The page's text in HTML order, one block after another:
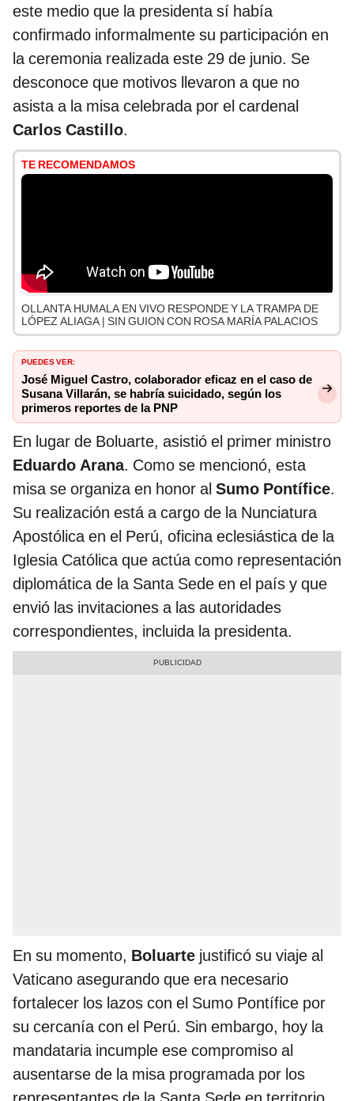
este medio que la presidenta sí había
confirmado informalmente su participación en
la ceremonia realizada este 29 de junio. Se
desconoce que motivos llevaron a que no
asista a la misa celebrada por el cardenal
Carlos Castillo.
TE RECOMENDAMOS
OLLANTA HUMALA EN VIVO RESPONDE Y LA TRAMPA DE
LÓPEZ ALIAGA | SIN GUION CON ROSA MARÍA PALACIOS
PUEDES VER:
José Miguel Castro, colaborador eficaz en el caso de
Susana Villarán, se habría suicidado, según los
primeros reportes de la PNP
En lugar de Boluarte, asistió el primer ministro
Eduardo Arana. Como se mencionó, esta
misa se organiza en honor al Sumo Pontífice.
Su realización está a cargo de la Nunciatura
Apostólica en el Perú, oficina eclesiástica de la
Iglesia Católica que actúa como representación
diplomática de la Santa Sede en el país y que
envió las invitaciones a las autoridades
correspondientes, incluida la presidenta.
En su momento, Boluarte justificó su viaje al
Vaticano asegurando que era necesario
fortalecer los lazos con el Sumo Pontífice por
su cercanía con el Perú. Sin embargo, hoy la
mandataria incumple ese compromiso al
ausentarse de la misa programada por los